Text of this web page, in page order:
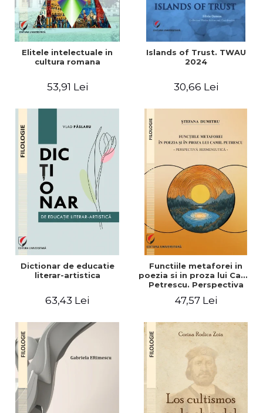
Elitele intelectuale in
cultura romana
53,91 Lei
Islands of Trust. TWAU
2024
30,66 Lei
Dictionar de educatie
literar-artistica
63,43 Lei
Functiile metaforei in
poezia si in proza lui Camil
Petrescu. Perspectiva
47,57 Lei